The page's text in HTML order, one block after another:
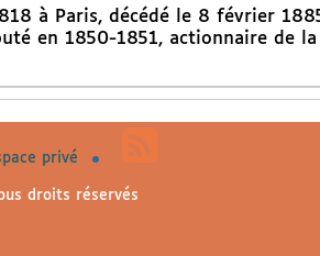
à Paris, décédé le 8 février
en 1850-1851, actionnaire de
privé
droits réservés